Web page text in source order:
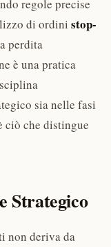
regole precise
di ordini stop-
perdita
è una pratica
sia nelle fasi
ciò che distingue
Strategico
non deriva da